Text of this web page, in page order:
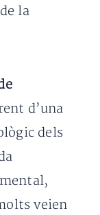
la
d’una
dels
veien